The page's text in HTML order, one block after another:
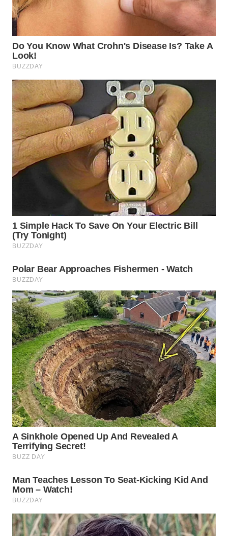
WN
WN
LABUANBAJO
WN
BORNEO
Wahana
Media
Group
WAHANA
TANI
WAHANA
WAHANA
INFRASTRUKTUR
WAHANA
KONSUMEN
WAHANA
LISTRIK
WAHANA
TRAVEL
WAHANA
TV
ID
CO ID